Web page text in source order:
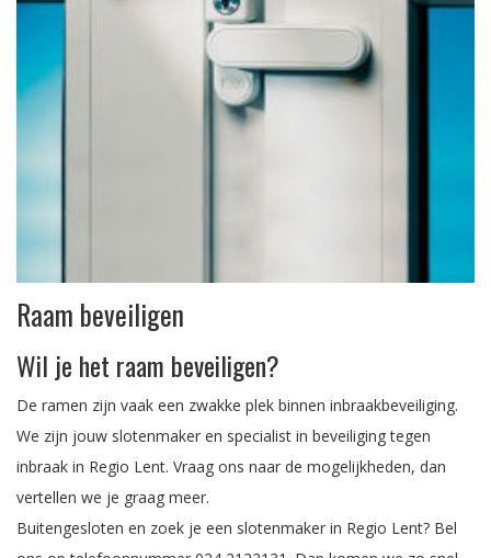
Raam beveiligen
Wil je het raam beveiligen?
De ramen zijn vaak een zwakke plek binnen inbraakbeveiliging.
We zijn jouw slotenmaker en specialist in beveiliging tegen
inbraak in Regio Lent. Vraag ons naar de mogelijkheden, dan
vertellen we je graag meer.
Buitengesloten en zoek je een slotenmaker in Regio Lent? Bel